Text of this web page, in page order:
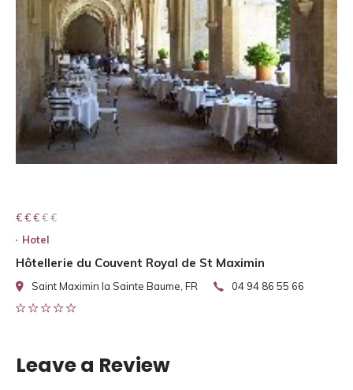
€ € € € €
€ € €
Hotel
Hôtellerie du Couvent Royal de St Maximin
Saint Maximin la Sainte Baume, FR 04 94 86 55 66
Leave a Review